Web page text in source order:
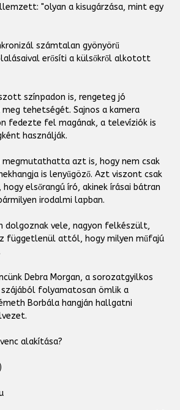
"olyan a kisugárzása, mint egy
számtalan gyönyörű
erősíti a külsőkről alkotott
színpadon is, rengeteg jó
tehetségét. Sajnos a kamera
fedezte fel magának, a televíziók is
használják.
megmutathatta azt is, hogy nem csak
is lenyűgöző. Azt viszont csak
elsőrangú író, akinek írásai bátran
irodalmi lapban.
dolgoznak vele, nagyon felkészült,
függetlenül attól, hogy milyen műfajú
Debra Morgan, a sorozatgyilkos
szájából folyamatosan ömlik a
Borbála hangján hallgatni
alakítása?